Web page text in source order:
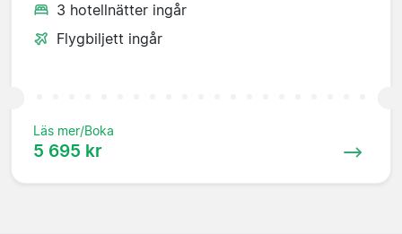
3 hotellnätter ingår
Flygbiljett ingår
Läs mer/Boka
5 695 kr